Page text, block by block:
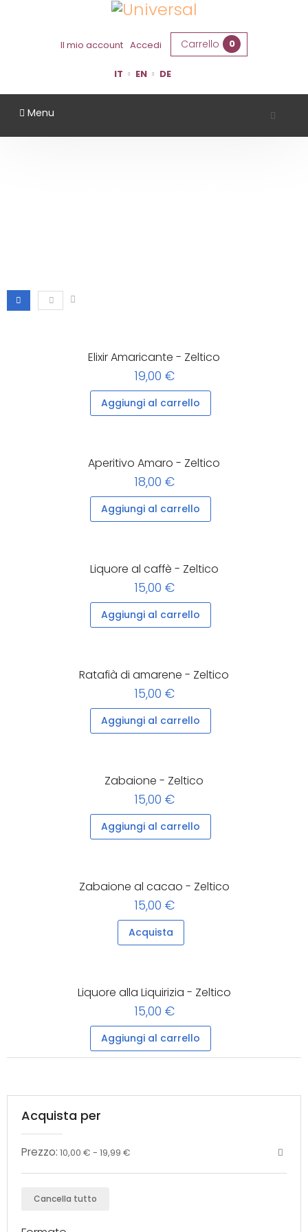
Il mio account Accedi Carrello 0
IT EN DE
Menu
Elixir Amaricante - Zeltico
19,00 €
Aggiungi al carrello
Aperitivo Amaro - Zeltico
18,00 €
Aggiungi al carrello
Liquore al caffè - Zeltico
15,00 €
Aggiungi al carrello
Ratafià di amarene - Zeltico
15,00 €
Aggiungi al carrello
Zabaione - Zeltico
15,00 €
Aggiungi al carrello
Zabaione al cacao - Zeltico
15,00 €
Acquista
Liquore alla Liquirizia - Zeltico
15,00 €
Aggiungi al carrello
Acquista per
Prezzo: 10,00 € - 19,99 €
Cancella tutto